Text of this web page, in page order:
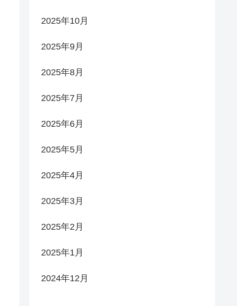
2025年10月
2025年9月
2025年8月
2025年7月
2025年6月
2025年5月
2025年4月
2025年3月
2025年2月
2025年1月
2024年12月